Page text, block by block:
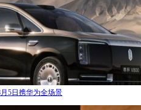
5日携华为全场景